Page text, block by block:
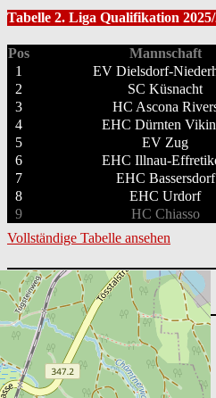
Tabelle 2. Liga Qualifikation
Pos Mannschaft
1
EV Dielsdorf-
2
SC Küsnacht
3
HC Ascona
4
EHC Dürnten
5
EV Zug
6
EHC Illnau-
7
EHC Bassersdorf
8
EHC Urdorf
9
HC Chiasso
Vollständige Tabelle ansehen
Suchen
nach:
Nächste Spiele